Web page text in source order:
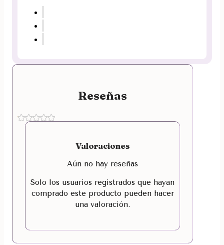
Reseñas
Valoraciones
Aún no hay reseñas
Solo los usuarios registrados que hayan
comprado este producto pueden hacer
una valoración.